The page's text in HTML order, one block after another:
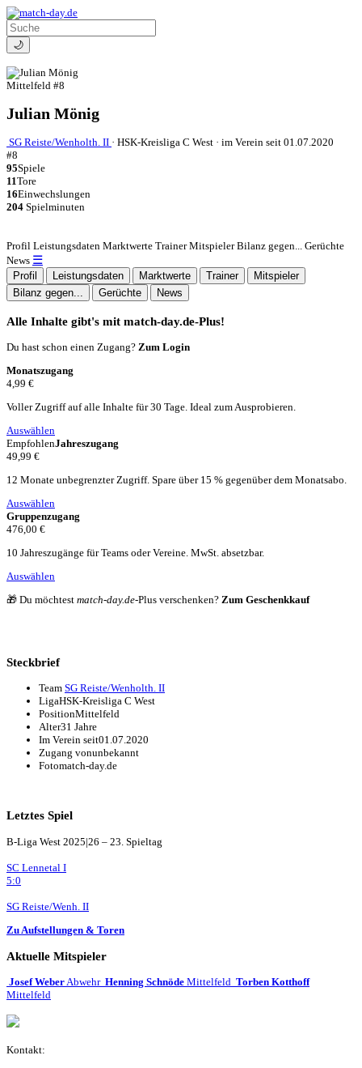
🌙
Mittelfeld #8
Julian Mönig
SG Reiste/Wenholth. II · HSK-Kreisliga C West · im Verein seit 01.07.2020
#8
95Spiele
11Tore
16Einwechslungen
204 Spielminuten
Profil Leistungsdaten Marktwerte Trainer Mitspieler Bilanz gegen... Gerüchte
News ☰
Profil Leistungsdaten Marktwerte Trainer
Mitspieler
Bilanz gegen...
Gerüchte News
Alle Inhalte gibt's mit match-day.de-Plus!
Du hast schon einen Zugang? Zum Login
Monatszugang
4,99 €
Voller Zugriff auf alle Inhalte für 30 Tage. Ideal zum Ausprobieren.
Auswählen
EmpfohlenJahreszugang
49,99 €
12 Monate unbegrenzter Zugriff. Spare über 15 % gegenüber dem Monatsabo.
Auswählen
Gruppenzugang
476,00 €
10 Jahreszugänge für Teams oder Vereine. MwSt. absetzbar.
Auswählen
🎁 Du möchtest match-day.de-Plus verschenken? Zum Geschenkkauf
Steckbrief
Team SG Reiste/Wenholth. II
LigaHSK-Kreisliga C West
PositionMittelfeld
Alter31 Jahre
Im Verein seit01.07.2020
Zugang vonunbekannt
Fotomatch-day.de
Letztes Spiel
B-Liga West 2025|26 – 23. Spieltag
SC Lennetal I
5:0
SG Reiste/Wenh. II
Zu Aufstellungen & Toren
Aktuelle Mitspieler
Josef Weber Abwehr Henning Schnöde Mittelfeld Torben Kotthoff
Mittelfeld
Kontakt: